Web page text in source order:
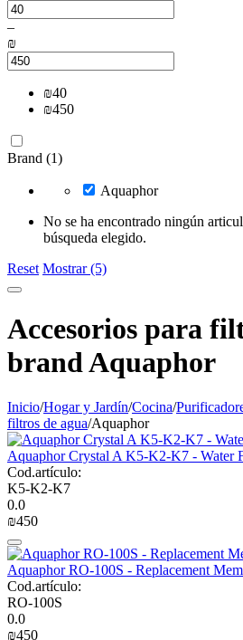
–
₪
₪40
₪450
Brand (1)
Aquaphor
No se ha encontrado ningún
búsqueda elegido.
Reset Mostrar (5)
Accesorios para
brand Aquaphor
Inicio/Hogar y Jardín/Cocina/
filtros de agua/Aquaphor
Aquaphor Crystal A K5-K2-K7 - Water
Cod.artículo:
K5-K2-K7
0.0
₪‍450‍
Aquaphor RO-100S - Replacement
Cod.artículo:
RO-100S
0.0
₪‍450‍